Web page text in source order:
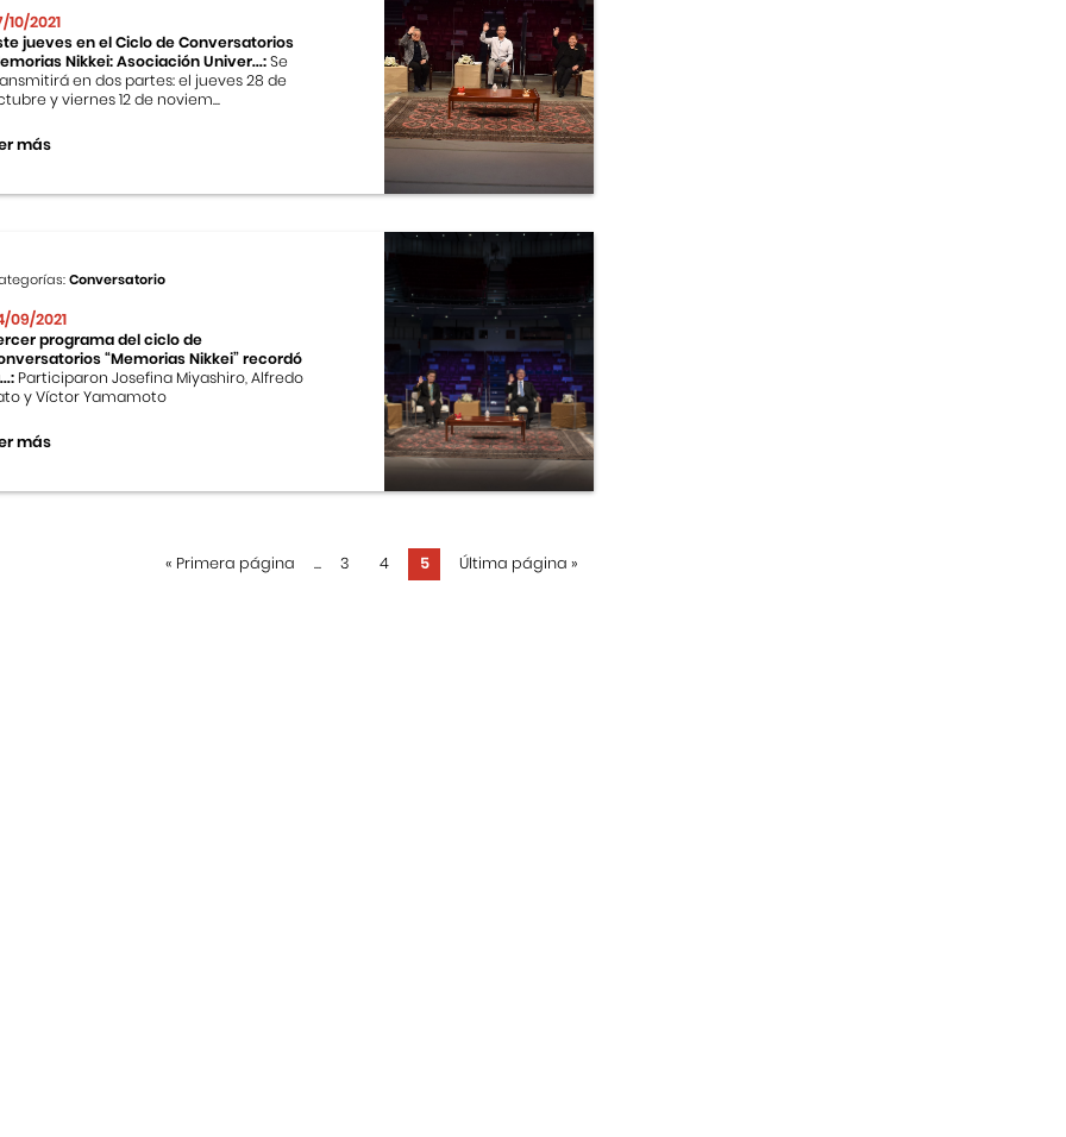
10/2021
jueves en el Ciclo de Conversatorios
Nikkei: Asociación Univer...:Se
en dos partes: el jueves 28 de
y viernes 12 de noviem...
más
Conversatorio
09/2021
programa del ciclo de
“Memorias Nikkei” recordó
Participaron Josefina Miyashiro, Alfredo
y Víctor Yamamoto
más
« Primera página ... 3 4 5 Última página »